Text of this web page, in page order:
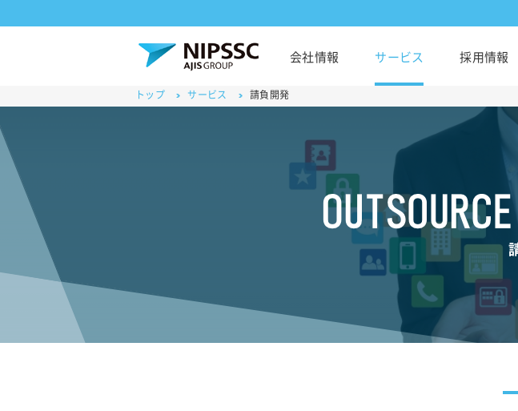
会社情報 サービス 採用情報
トップ サービス 請負開発